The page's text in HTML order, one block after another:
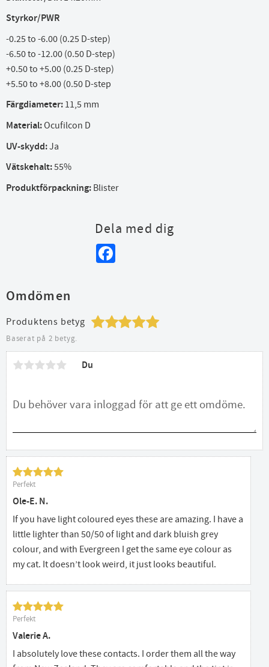
Styrkor/PWR
-0.25 to -6.00 (0.25 D-step)
-6.50 to -12.00 (0.50 D-step)
+0.50 to +5.00 (0.25 D-step)
+5.50 to +8.00 (0.50 D-step
Färgdiameter: 11,5 mm
Material:Ocufilcon D
UV-skydd:Ja
Vätskehalt:55%
Produktförpackning: Blister
Dela med dig
Facebook
Omdömen
Produktens betyg
Baserat på 2 betyg.
Du
Perfekt
Ole-E. N.
If you have light coloured eyes these are amazing. I have a
little lighter than 50/50 of light and dark bluish grey
colour, and with Evergreen I get the same eye colour as
my cat. It doesn’t look weird, it just looks beautiful.
Perfekt
Valerie A.
I absolutely love these contacts. I order them all the way